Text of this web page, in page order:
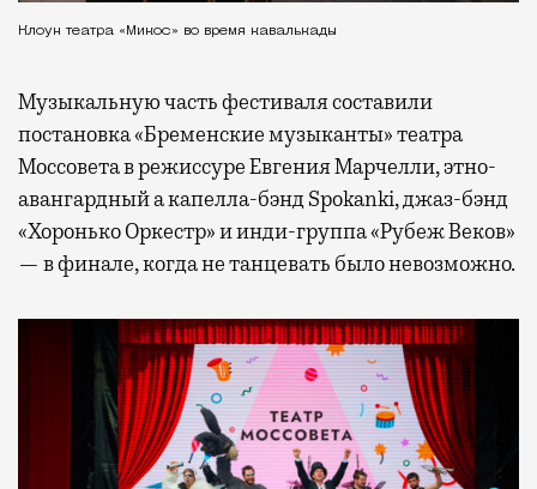
Клоун театра «Микос» во время кавалькады
Музыкальную часть фестиваля составили
постановка «Бременские музыканты» театра
Моссовета в режиссуре Евгения Марчелли, этно-
авангардный а капелла-бэнд Spokanki, джаз-бэнд
«Хоронько Оркестр» и инди-группа «Рубеж Веков»
— в финале, когда не танцевать было невозможно.